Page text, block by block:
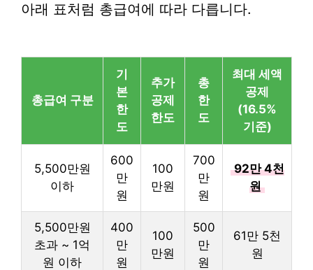
아래 표처럼 총급여에 따라 다릅니다.
총급여 구분
기
본
한
도
추가
공제
한도
총
한
도
최대 세액
공제
(16.5%
기준)
5,500만원
이하
600
만
원
100
만원
700
만
원
92만 4천
원
5,500만원
초과 ~ 1억
원 이하
400
만
원
100
만원
500
만
원
61만 5천
원